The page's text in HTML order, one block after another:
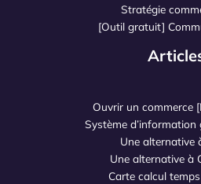
Stratégie
[Outil gratuit]
Ouvrir un commerce
Système d’information
Une alternative
Une alternative à
Carte calcul